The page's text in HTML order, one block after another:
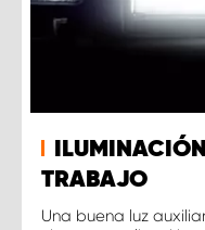
TRABAJO
Una buena luz